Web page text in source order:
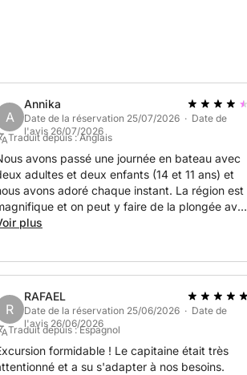
A
Annika
Date de la réservation 25/07/2026 · Date de
l'avis 26/07/2026
Traduit depuis : Anglais
avons passé une journée en bateau avec
adultes et deux enfants (14 et 11 ans) et
avons adoré chaque instant. La région est
et on peut y faire de la plongée avec
profiter des plages et se baigner dans une
un supplément pour le skipper et le
plus
R
RAFAEL
Date de la réservation 25/06/2026 · Date de
l'avis 26/06/2026
Traduit depuis : Espagnol
formidable ! Le capitaine était très
et a su s'adapter à nos besoins.